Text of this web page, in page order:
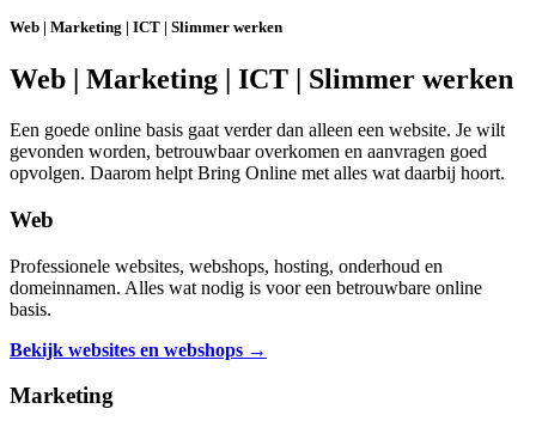
Web | Marketing | ICT | Slimmer werken
Web | Marketing | ICT | Slimmer werken
Een goede online basis gaat verder dan alleen een website. Je wilt
gevonden worden, betrouwbaar overkomen en aanvragen goed
opvolgen. Daarom helpt Bring Online met alles wat daarbij hoort.
Web
Professionele websites, webshops, hosting, onderhoud en
domeinnamen. Alles wat nodig is voor een betrouwbare online
basis.
Bekijk websites en webshops →
Marketing